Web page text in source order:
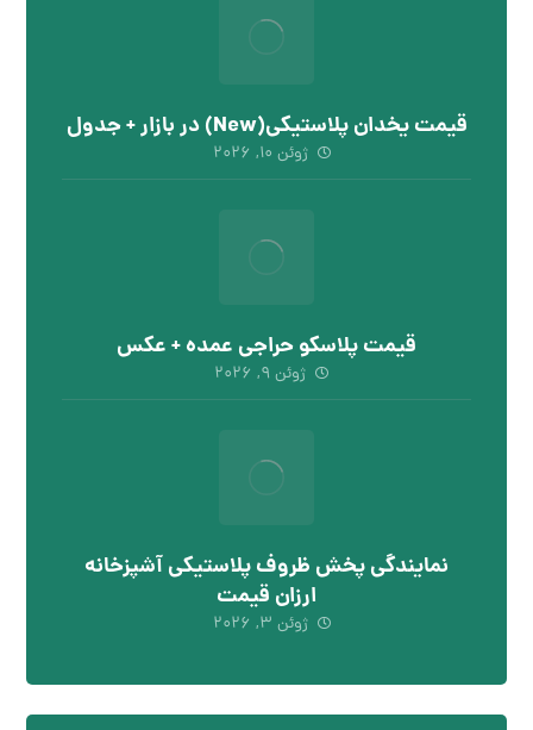
قیمت یخدان پلاستیکی(New) در بازار + جدول
ژوئن ۱۰, ۲۰۲۶
قیمت پلاسکو حراجی عمده + عکس
ژوئن ۹, ۲۰۲۶
نمایندگی پخش ظروف پلاستیکی آشپزخانه
ارزان قیمت
ژوئن ۳, ۲۰۲۶